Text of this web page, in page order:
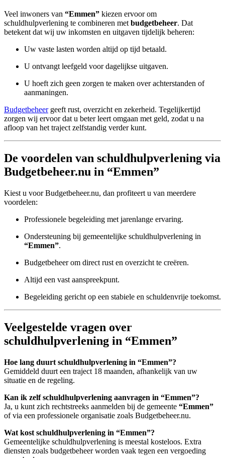
Veel inwoners van “Emmen” kiezen ervoor om
schuldhulpverlening te combineren met budgetbeheer. Dat
betekent dat wij uw inkomsten en uitgaven tijdelijk beheren:
Uw vaste lasten worden altijd op tijd betaald.
U ontvangt leefgeld voor dagelijkse uitgaven.
U hoeft zich geen zorgen te maken over achterstanden of
aanmaningen.
Budgetbeheergeeft rust, overzicht en zekerheid. Tegelijkertijd
zorgen wij ervoor dat u beter leert omgaan met geld, zodat u na
afloop van het traject zelfstandig verder kunt.
De voordelen van schuldhulpverlening via
Budgetbeheer.nu in “Emmen”
Kiest u voor Budgetbeheer.nu, dan profiteert u van meerdere
voordelen:
Professionele begeleiding met jarenlange ervaring.
Ondersteuning bij gemeentelijke schuldhulpverlening in
“Emmen”.
Budgetbeheer om direct rust en overzicht te creëren.
Altijd een vast aanspreekpunt.
Begeleiding gericht op een stabiele en schuldenvrije toekomst.
Veelgestelde vragen over
schuldhulpverlening in “Emmen”
Hoe lang duurt schuldhulpverlening in “Emmen”?
Gemiddeld duurt een traject 18 maanden, afhankelijk van uw
situatie en de regeling.
Kan ik zelf schuldhulpverlening aanvragen in “Emmen”?
Ja, u kunt zich rechtstreeks aanmelden bij de gemeente “Emmen”
of via een professionele organisatie zoals Budgetbeheer.nu.
Wat kost schuldhulpverlening in “Emmen”?
Gemeentelijke schuldhulpverlening is meestal kosteloos. Extra
diensten zoals budgetbeheer worden vaak tegen een vergoeding